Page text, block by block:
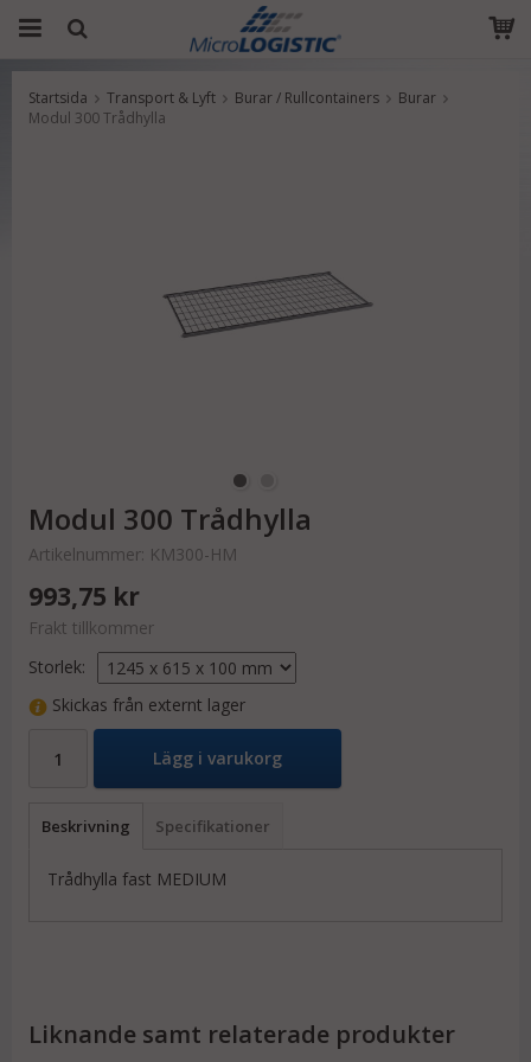
Produkten har blivit tillagd i varukorgen
Startsida Transport & Lyft Burar / Rullcontainers
Burar
Modul 300 Trådhylla
Modul 300 Trådhylla
Artikelnummer: KM300-HM
993,75 kr
Frakt tillkommer
Storlek:
Skickas från externt lager
Lägg i varukorg
Beskrivning Specifikationer
Trådhylla fast MEDIUM
Liknande samt relaterade produkter